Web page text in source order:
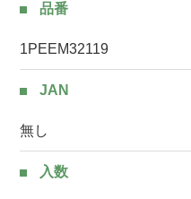
品番
1PEEM32119
JAN
無し
入数